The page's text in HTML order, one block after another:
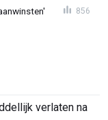
856
verlaten na